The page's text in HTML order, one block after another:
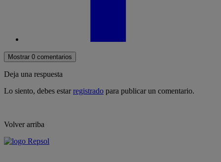
Mostrar 0 comentarios
Deja una respuesta
Lo siento, debes estarregistrado para publicar un comentario.
Volver arriba